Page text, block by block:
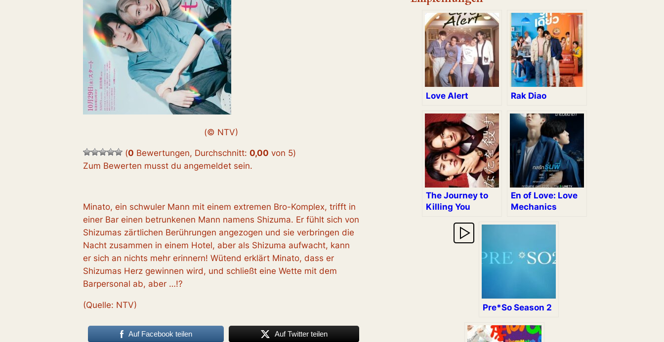
(© NTV)
(0 Bewertungen, Durchschnitt: 0,00 von 5)
Zum Bewerten musst du angemeldet sein.
Minato, ein schwuler Mann mit einem extremen Bro-Komplex, trifft in
einer Bar einen betrunkenen Mann namens Shizuma. Er fühlt sich von
Shizumas zärtlichen Berührungen angezogen und sie verbringen die
Nacht zusammen in einem Hotel, aber als Shizuma aufwacht, kann
er sich an nichts mehr erinnern! Wütend erklärt Minato, dass er
Shizumas Herz gewinnen wird, und schließt eine Wette mit dem
Barpersonal ab, aber …!?
(Quelle: NTV)
Auf Facebook teilen Auf Twitter teilen
Love Alert Rak Diao
The Journey to
Killing You
En of Love: Love
Mechanics
Pre*So Season 2